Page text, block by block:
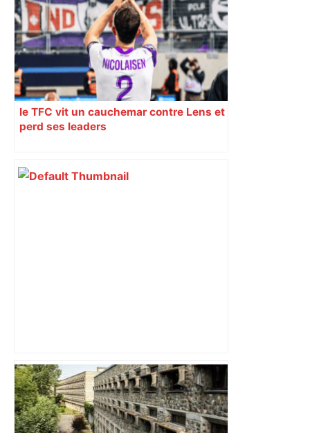
le TFC vit un cauchemar contre Lens et
perd ses leaders
les agriculteurs manifestent malgré les
interdictions